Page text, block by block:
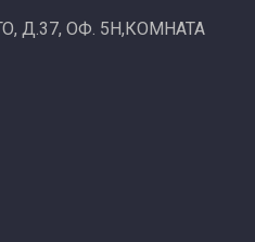
Д.37, ОФ. 5Н,КОМНАТА